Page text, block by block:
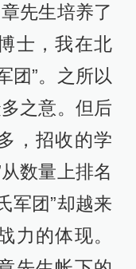
先生培养了
士，我在北
团”。之所以
之意。但后
，招收的学
数量上排名
军团”却越来
力的体现。